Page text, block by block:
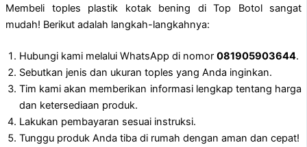
Membeli toples plastik kotak bening di Top Botol sangat
mudah! Berikut adalah langkah-langkahnya:
Hubungi kami melalui WhatsApp di nomor 081905903644.
Sebutkan jenis dan ukuran toples yang Anda inginkan.
Tim kami akan memberikan informasi lengkap tentang harga
dan ketersediaan produk.
Lakukan pembayaran sesuai instruksi.
Tunggu produk Anda tiba di rumah dengan aman dan cepat!